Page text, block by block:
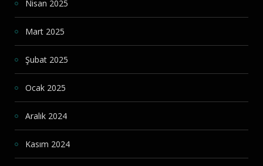
Nisan 2025
Mart 2025
Şubat 2025
Ocak 2025
Aralık 2024
Kasım 2024